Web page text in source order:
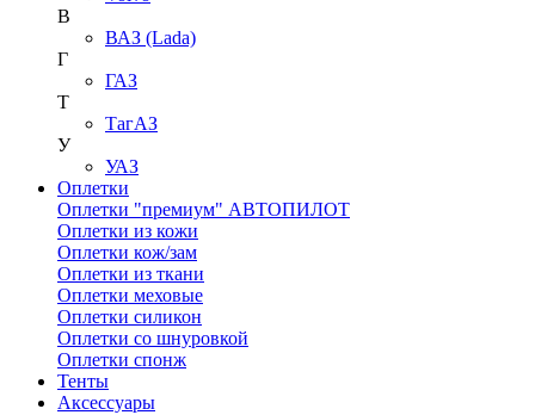
В
ВАЗ (Lada)
Г
ГАЗ
Т
ТагАЗ
У
УАЗ
Оплетки
Оплетки "премиум" АВТОПИЛОТ
Оплетки из кожи
Оплетки кож/зам
Оплетки из ткани
Оплетки меховые
Оплетки силикон
Оплетки со шнуровкой
Оплетки спонж
Тенты
Аксессуары